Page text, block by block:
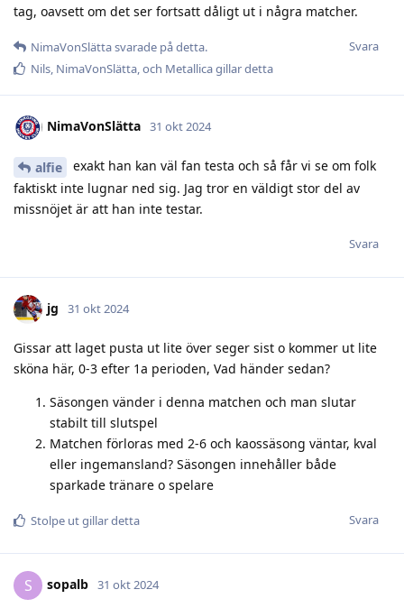
tag, oavsett om det ser fortsatt dåligt ut i några matcher.
Svara
NimaVonSlättasvarade på detta.
Nils, NimaVonSlätta, och Metallicagillar detta
NimaVonSlätta 31 okt 2024
alfie
exakt han kan väl fan testa och så får vi se om folk
faktiskt inte lugnar ned sig. Jag tror en väldigt stor del av
missnöjet är att han inte testar.
Svara
jg 31 okt 2024
Gissar att laget pusta ut lite över seger sist o kommer ut lite
sköna här, 0-3 efter 1a perioden, Vad händer sedan?
Säsongen vänder i denna matchen och man slutar
stabilt till slutspel
Matchen förloras med 2-6 och kaossäsong väntar, kval
eller ingemansland? Säsongen innehåller både
sparkade tränare o spelare
Svara
Stolpe utgillar detta
S sopalb 31 okt 2024